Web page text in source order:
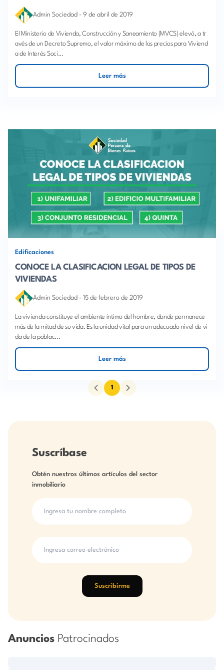
Admin Sociedad - 9 de abril de 2019
El Ministerio de Vivienda, Construcción y Saneamiento (MVCS) elevó, a tr
avés de un Decreto Supremo, el valor máximo de los precios para Viviend
a de Interés Soci...
Leer más
Edificaciones
CONOCE LA CLASIFICACION LEGAL DE TIPOS DE
VIVIENDAS
Admin Sociedad - 15 de febrero de 2019
La vivienda constituye el ambiente íntimo del hombre, donde permanece
más de la mitad de su vida. Es la unidad vital para un adecuado nivel de vi
da de la poblac...
Leer más
1
Suscríbase
Obtén nuestros últimos artículos del sector
inmobiliario
Suscribirme
Anuncios Patrocinados